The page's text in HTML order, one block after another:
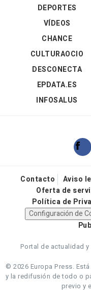
DEPORTES
VÍDEOS
CHANCE
CULTURAOCIO
DESCONECTA
EPDATA.ES
INFOSALUS
Contacto Aviso
Oferta de
Política de
Configuración de
Portal de actualidad
© 2026 Europa Press.
y la redifusión de todo o
previo y